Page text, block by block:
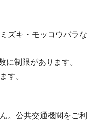
ズキ・モッコウバラな
制限があります。
す。
。公共交通機関をご利